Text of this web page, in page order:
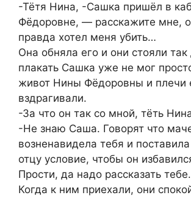
-Тётя Нина, -Сашка пришёл в
Фёдоровне, — расскажите мне,
правда хотел меня убить…
Она обняла его и они стояли так
плакать Сашка уже не мог
живот Нины Фёдоровны и плечи
вздрагивали.
-За что он так со мной, тёть
-Не знаю Саша. Говорят что
возненавидела тебя и
отцу условие, чтобы он
Прости, да надо рассказать
Когда к ним приехали, они